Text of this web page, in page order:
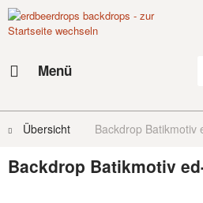
Menü
Übersicht Backdrop Batikmotiv
Backdrop Batikmotiv